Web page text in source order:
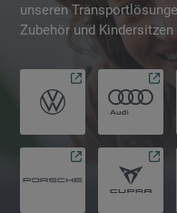
unseren
Zubehör und Kindersitzen